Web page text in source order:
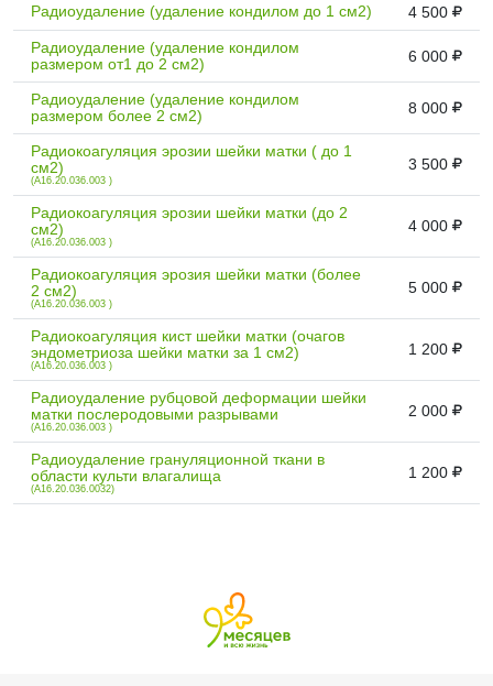
Радиоудаление (удаление кондилом до 1 см2)
4 500
Радиоудаление (удаление кондилом
размером от1 до 2 см2)
6 000
Радиоудаление (удаление кондилом
размером более 2 см2)
8 000
Радиокоагуляция эрозии шейки матки ( до 1
см2)
(A16.20.036.003 )
3 500
Радиокоагуляция эрозии шейки матки (до 2
см2)
(A16.20.036.003 )
4 000
Радиокоагуляция эрозия шейки матки (более
2 см2)
(A16.20.036.003 )
5 000
Радиокоагуляция кист шейки матки (очагов
эндометриоза шейки матки за 1 см2)
(A16.20.036.003 )
1 200
Радиоудаление рубцовой деформации шейки
матки послеродовыми разрывами
(A16.20.036.003 )
2 000
Радиоудаление грануляционной ткани в
области культи влагалища
(A16.20.036.0032)
1 200